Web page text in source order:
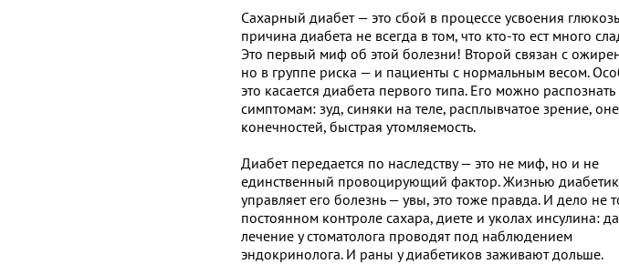
Сахарный диабет — это сбой в процессе усвоения
причина диабета не всегда в том, что кто-то ест много
Это первый миф об этой болезни! Второй связан с
но в группе риска — и пациенты с нормальным весом.
это касается диабета первого типа. Его можно распознать
симптомам: зуд, синяки на теле, расплывчатое зрение,
конечностей, быстрая утомляемость.
Диабет передается по наследству — это не миф, но и не
единственный провоцирующий фактор. Жизнью
управляет его болезнь — увы, это тоже правда. И дело не
постоянном контроле сахара, диете и уколах инсулина:
лечение у стоматолога проводят под наблюдением
эндокринолога. И раны у диабетиков заживают дольше.